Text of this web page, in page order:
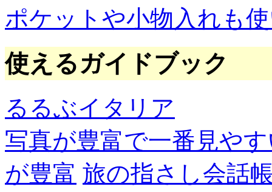
ポケットや小物入れも
使えるガイドブック
るるぶイタリア
写真が豊富で一番見や
が豊富 旅の指さし会話